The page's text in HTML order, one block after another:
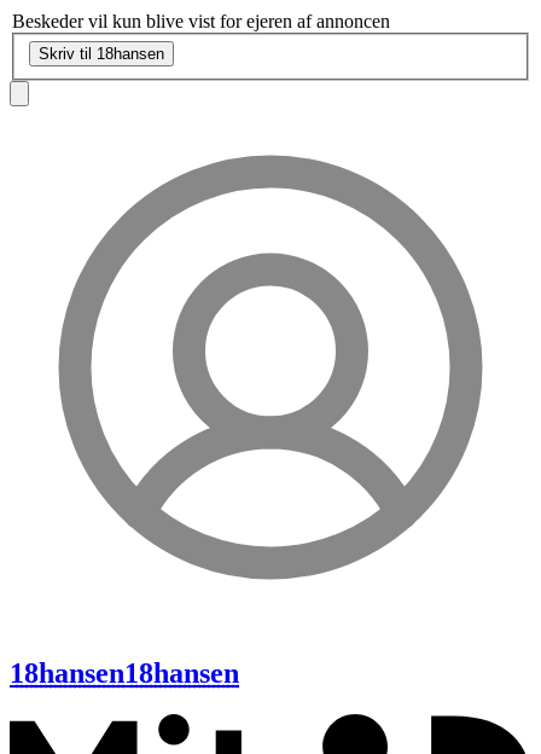
Beskeder vil kun blive vist for ejeren af annoncen
Skriv til 18hansen
18hansen18hansen